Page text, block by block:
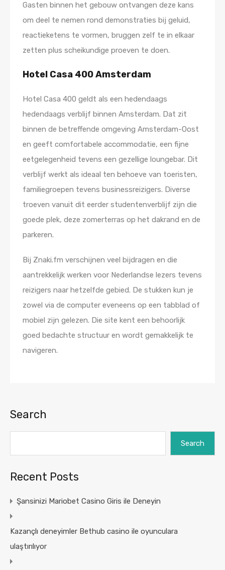
Gasten binnen het gebouw ontvangen deze kans
om deel te nemen rond demonstraties bij geluid,
reactieketens te vormen, bruggen zelf te in elkaar
zetten plus scheikundige proeven te doen.
Hotel Casa 400 Amsterdam
Hotel Casa 400 geldt als een hedendaags
hedendaags verblijf binnen Amsterdam. Dat zit
binnen de betreffende omgeving Amsterdam-Oost
en geeft comfortabele accommodatie, een fijne
eetgelegenheid tevens een gezellige loungebar. Dit
verblijf werkt als ideaal ten behoeve van toeristen,
familiegroepen tevens businessreizigers. Diverse
troeven vanuit dit eerder studentenverblijf zijn die
goede plek, deze zomerterras op het dakrand en de
parkeren.
Bij Znaki.fm verschijnen veel bijdragen en die
aantrekkelijk werken voor Nederlandse lezers tevens
reizigers naar hetzelfde gebied. De stukken kun je
zowel via de computer eveneens op een tabblad of
mobiel zijn gelezen. Die site kent een behoorlijk
goed bedachte structuur en wordt gemakkelijk te
navigeren.
Search
Search
Recent Posts
Şansinizi Mariobet Casino Giris ile Deneyin
Kazançlı deneyimler Bethub casino ile oyunculara
ulaştırılıyor